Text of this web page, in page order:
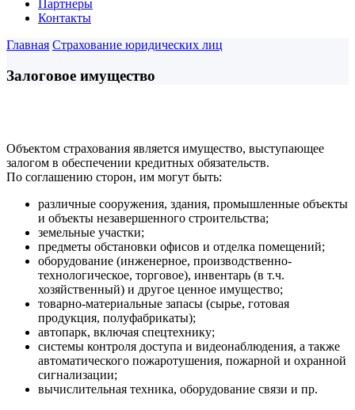
Партнеры
Контакты
Главная Страхование юридических лиц
Залоговое имущество
Объектом страхования является имущество, выступающее
залогом в обеспечении кредитных обязательств.
По соглашению сторон, им могут быть:
различные сооружения, здания, промышленные объекты
и объекты незавершенного строительства;
земельные участки;
предметы обстановки офисов и отделка помещений;
оборудование (инженерное, производственно-
технологическое, торговое), инвентарь (в т.ч.
хозяйственный) и другое ценное имущество;
товарно-материальные запасы (сырье, готовая
продукция, полуфабрикаты);
автопарк, включая спецтехнику;
системы контроля доступа и видеонаблюдения, а также
автоматического пожаротушения, пожарной и охранной
сигнализации;
вычислительная техника, оборудование связи и пр.